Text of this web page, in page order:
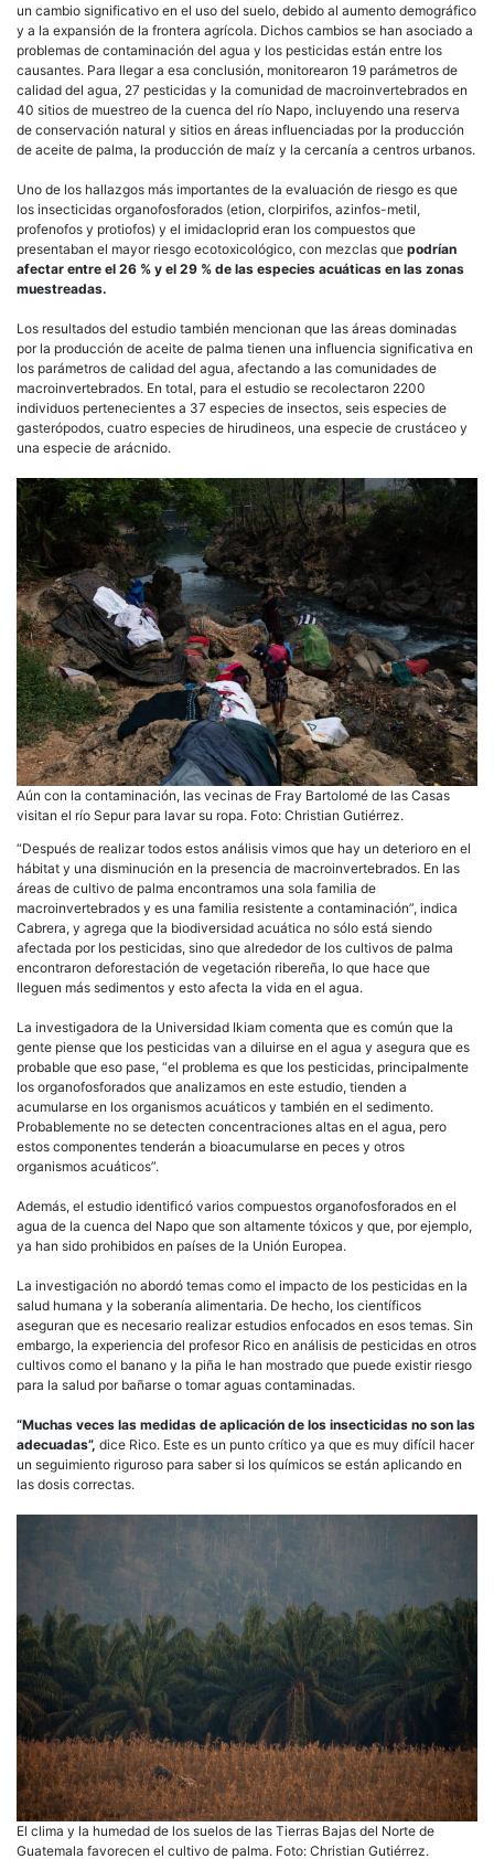
un cambio significativo en el uso del suelo, debido al aumento demográfico
y a la expansión de la frontera agrícola. Dichos cambios se han asociado a
problemas de contaminación del agua y los pesticidas están entre los
causantes. Para llegar a esa conclusión, monitorearon 19 parámetros de
calidad del agua, 27 pesticidas y la comunidad de macroinvertebrados en
40 sitios de muestreo de la cuenca del río Napo, incluyendo una reserva
de conservación natural y sitios en áreas influenciadas por la producción
de aceite de palma, la producción de maíz y la cercanía a centros urbanos.
Uno de los hallazgos más importantes de la evaluación de riesgo es que
los insecticidas organofosforados (etion, clorpirifos, azinfos-metil,
profenofos y protiofos) y el imidacloprid eran los compuestos que
presentaban el mayor riesgo ecotoxicológico, con mezclas que podrían
afectar entre el 26 % y el 29 % de las especies acuáticas en las zonas
muestreadas.
Los resultados del estudio también mencionan que las áreas dominadas
por la producción de aceite de palma tienen una influencia significativa en
los parámetros de calidad del agua, afectando a las comunidades de
macroinvertebrados. En total, para el estudio se recolectaron 2200
individuos pertenecientes a 37 especies de insectos, seis especies de
gasterópodos, cuatro especies de hirudineos, una especie de crustáceo y
una especie de arácnido.
Aún con la contaminación, las vecinas de Fray Bartolomé de las Casas
visitan el río Sepur para lavar su ropa. Foto: Christian Gutiérrez.
“Después de realizar todos estos análisis vimos que hay un deterioro en el
hábitat y una disminución en la presencia de macroinvertebrados. En las
áreas de cultivo de palma encontramos una sola familia de
macroinvertebrados y es una familia resistente a contaminación”, indica
Cabrera, y agrega que la biodiversidad acuática no sólo está siendo
afectada por los pesticidas, sino que alrededor de los cultivos de palma
encontraron deforestación de vegetación ribereña, lo que hace que
lleguen más sedimentos y esto afecta la vida en el agua.
La investigadora de la Universidad Ikiam comenta que es común que la
gente piense que los pesticidas van a diluirse en el agua y asegura que es
probable que eso pase, “el problema es que los pesticidas, principalmente
los organofosforados que analizamos en este estudio, tienden a
acumularse en los organismos acuáticos y también en el sedimento.
Probablemente no se detecten concentraciones altas en el agua, pero
estos componentes tenderán a bioacumularse en peces y otros
organismos acuáticos”.
Además, el estudio identificó varios compuestos organofosforados en el
agua de la cuenca del Napo que son altamente tóxicos y que, por ejemplo,
ya han sido prohibidos en países de la Unión Europea.
La investigación no abordó temas como el impacto de los pesticidas en la
salud humana y la soberanía alimentaria. De hecho, los científicos
aseguran que es necesario realizar estudios enfocados en esos temas. Sin
embargo, la experiencia del profesor Rico en análisis de pesticidas en otros
cultivos como el banano y la piña le han mostrado que puede existir riesgo
para la salud por bañarse o tomar aguas contaminadas.
“Muchas veces las medidas de aplicación de los insecticidas no son las
adecuadas”, dice Rico. Este es un punto crítico ya que es muy difícil hacer
un seguimiento riguroso para saber si los químicos se están aplicando en
las dosis correctas.
El clima y la humedad de los suelos de las Tierras Bajas del Norte de
Guatemala favorecen el cultivo de palma. Foto: Christian Gutiérrez.